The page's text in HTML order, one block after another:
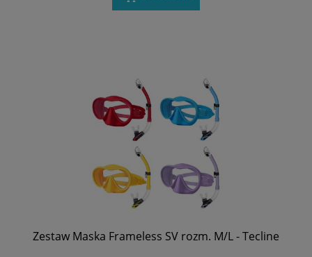
Zestaw Maska Frameless SV rozm. M/L - Tecline